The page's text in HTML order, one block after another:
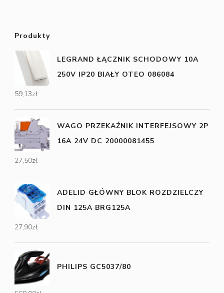
Produkty
LEGRAND ŁĄCZNIK SCHODOWY 10A
250V IP20 BIAŁY OTEO 086084
59,13zł
WAGO PRZEKAŹNIK INTERFEJSOWY 2P
16A 24V DC 20000081455
27,50zł
ADELID GŁÓWNY BLOK ROZDZIELCZY
DIN 125A BRG125A
27,90zł
PHILIPS GC5037/80